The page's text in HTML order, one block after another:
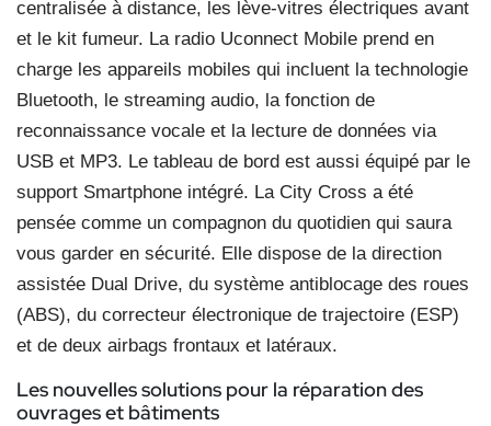
centralisée à distance, les lève-vitres électriques avant
et le kit fumeur. La radio Uconnect Mobile prend en
charge les appareils mobiles qui incluent la technologie
Bluetooth, le streaming audio, la fonction de
reconnaissance vocale et la lecture de données via
USB et MP3. Le tableau de bord est aussi équipé par le
support Smartphone intégré. La City Cross a été
pensée comme un compagnon du quotidien qui saura
vous garder en sécurité. Elle dispose de la direction
assistée Dual Drive, du système antiblocage des roues
(ABS), du correcteur électronique de trajectoire (ESP)
et de deux airbags frontaux et latéraux.
Les nouvelles solutions pour la réparation des
ouvrageset bâtiments